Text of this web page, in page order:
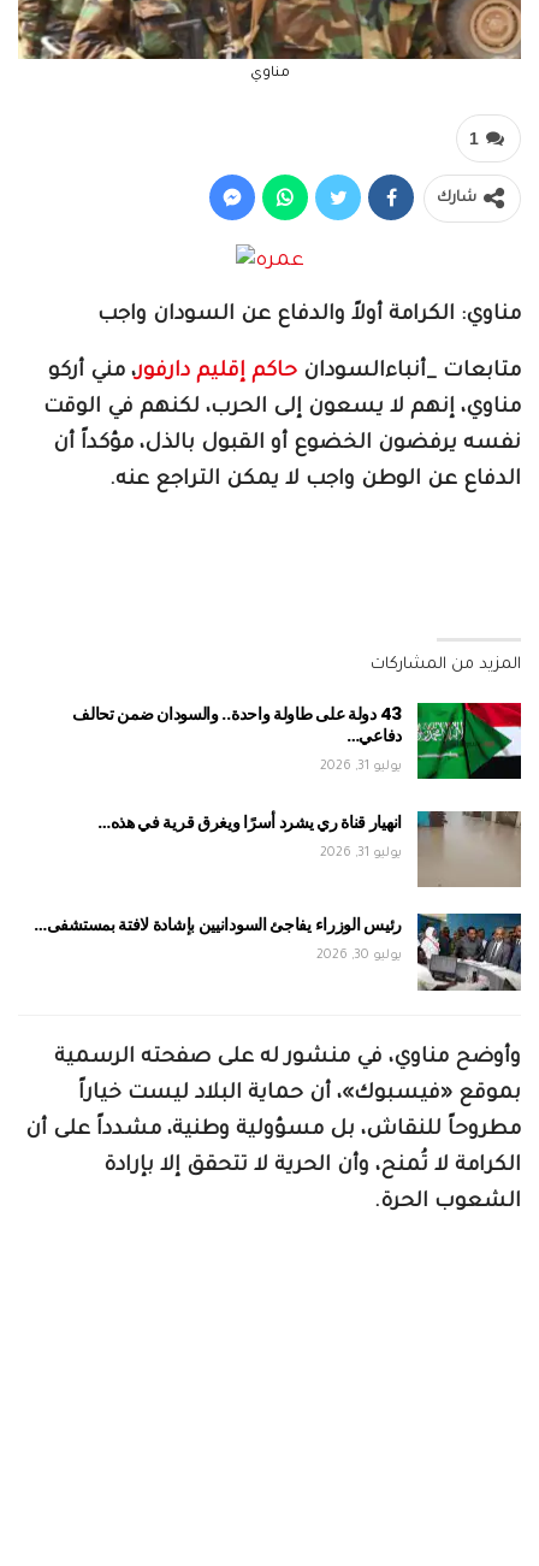
مناوي
1
شارك
مناوي: الكرامة أولاً والدفاع عن السودان واجب
متابعات _أنباءالسودان حاكم إقليم دارفور، مني أركو
مناوي، إنهم لا يسعون إلى الحرب، لكنهم في الوقت
نفسه يرفضون الخضوع أو القبول بالذل، مؤكداً أن
الدفاع عن الوطن واجب لا يمكن التراجع عنه.
المزيد من المشاركات
43 دولة على طاولة واحدة.. والسودان ضمن تحالف
دفاعي…
يوليو 31, 2026
انهيار قناة ري يشرد أسرًا ويغرق قرية في هذه…
يوليو 31, 2026
رئيس الوزراء يفاجئ السودانيين بإشادة لافتة بمستشفى…
يوليو 30, 2026
وأوضح مناوي، في منشور له على صفحته الرسمية
بموقع «فيسبوك»، أن حماية البلاد ليست خياراً
مطروحاً للنقاش، بل مسؤولية وطنية، مشدداً على أن
الكرامة لا تُمنح، وأن الحرية لا تتحقق إلا بإرادة
الشعوب الحرة.